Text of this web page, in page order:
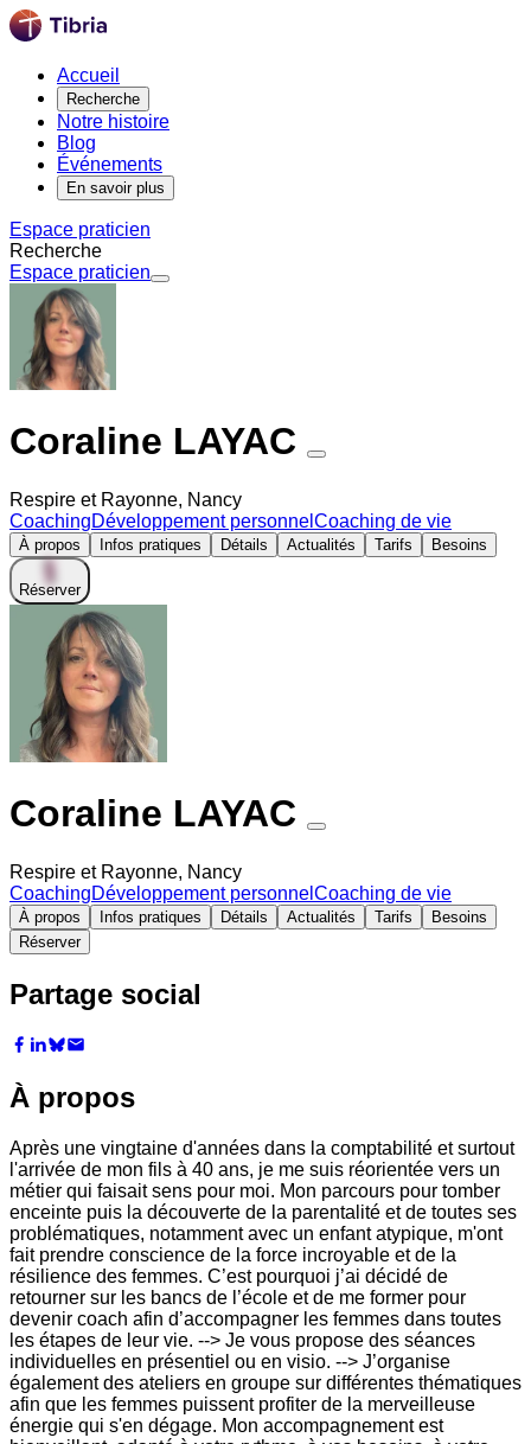
Accueil
Recherche
Notre histoire
Blog
Événements
En savoir plus
Espace praticien
Recherche
Espace praticien
Coraline LAYAC
Respire et Rayonne, Nancy
CoachingDéveloppement personnel Coaching de vie
À propos Infos pratiques Détails Actualités Tarifs Besoins
Réserver
Coraline LAYAC
Respire et Rayonne, Nancy
CoachingDéveloppement personnel Coaching de vie
À propos Infos pratiques Détails Actualités Tarifs
Besoins
Réserver
Partage social
À propos
Après une vingtaine d'années dans la comptabilité et surtout
l'arrivée de mon fils à 40 ans, je me suis réorientée vers un
métier qui faisait sens pour moi. Mon parcours pour tomber
enceinte puis la découverte de la parentalité et de toutes ses
problématiques, notamment avec un enfant atypique, m'ont
fait prendre conscience de la force incroyable et de la
résilience des femmes. C’est pourquoi j’ai décidé de
retourner sur les bancs de l’école et de me former pour
devenir coach afin d’accompagner les femmes dans toutes
les étapes de leur vie. --> Je vous propose des séances
individuelles en présentiel ou en visio. --> J’organise
également des ateliers en groupe sur différentes thématiques
afin que les femmes puissent profiter de la merveilleuse
énergie qui s'en dégage. Mon accompagnement est